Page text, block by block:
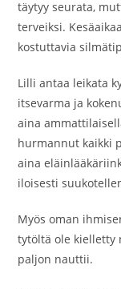
täytyy seurata,
terveiksi.
kostuttavia
Lilli antaa leikata
itsevarma ja
aina
hurmannut kaikki
aina
iloisesti
Myös oman
tytöltä ole kielletty
paljon nauttii.